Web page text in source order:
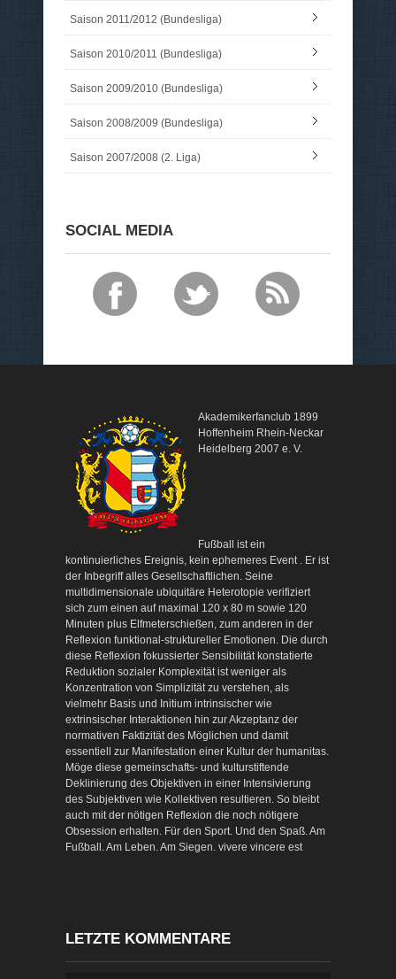
Saison 2011/2012 (Bundesliga)
Saison 2010/2011 (Bundesliga)
Saison 2009/2010 (Bundesliga)
Saison 2008/2009 (Bundesliga)
Saison 2007/2008 (2. Liga)
SOCIAL MEDIA
Akademikerfanclub 1899
Hoffenheim Rhein-Neckar
Heidelberg 2007 e. V.
Fußball ist ein
kontinuierliches Ereignis, kein ephemeres Event . Er ist
der Inbegriff alles Gesellschaftlichen. Seine
multidimensionale ubiquitäre Heterotopie verifiziert
sich zum einen auf maximal 120 x 80 m sowie 120
Minuten plus Elfmeterschießen, zum anderen in der
Reflexion funktional-struktureller Emotionen. Die durch
diese Reflexion fokussierter Sensibilität konstatierte
Reduktion sozialer Komplexität ist weniger als
Konzentration von Simplizität zu verstehen, als
vielmehr Basis und Initium intrinsischer wie
extrinsischer Interaktionen hin zur Akzeptanz der
normativen Faktizität des Möglichen und damit
essentiell zur Manifestation einer Kultur der humanitas.
Möge diese gemeinschafts- und kulturstiftende
Deklinierung des Objektiven in einer Intensivierung
des Subjektiven wie Kollektiven resultieren. So bleibt
auch mit der nötigen Reflexion die noch nötigere
Obsession erhalten. Für den Sport. Und den Spaß. Am
Fußball. Am Leben. Am Siegen. vivere vincere est
LETZTE KOMMENTARE